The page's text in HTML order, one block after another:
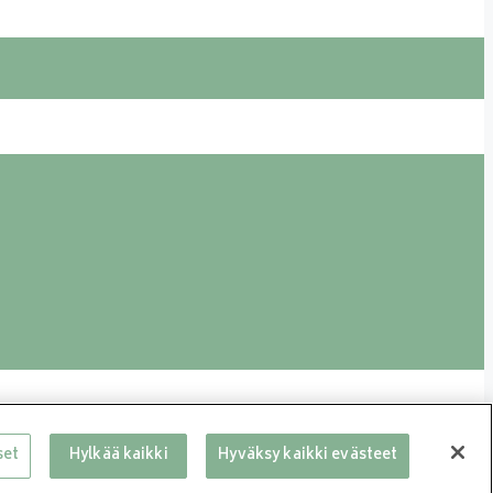
Hylkää kaikki Hyväksy kaikki evästeet